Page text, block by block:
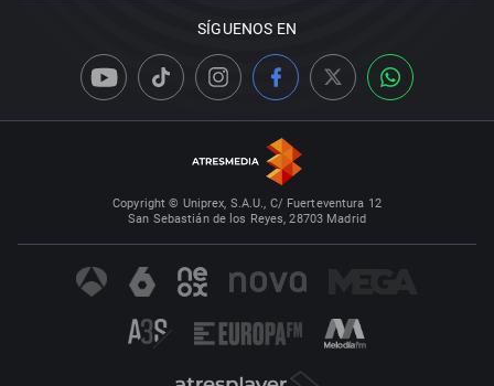
SÍGUENOS EN
Copyright © Uniprex, S.A.U., C/ Fuerteventura 12
San Sebastián de los Reyes, 28703 Madrid